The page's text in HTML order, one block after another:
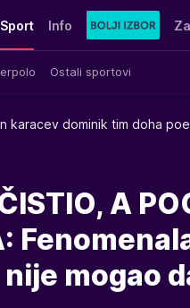
Sport
Ostali sportovi
Info
karacev dominik tim doha
A
mogao